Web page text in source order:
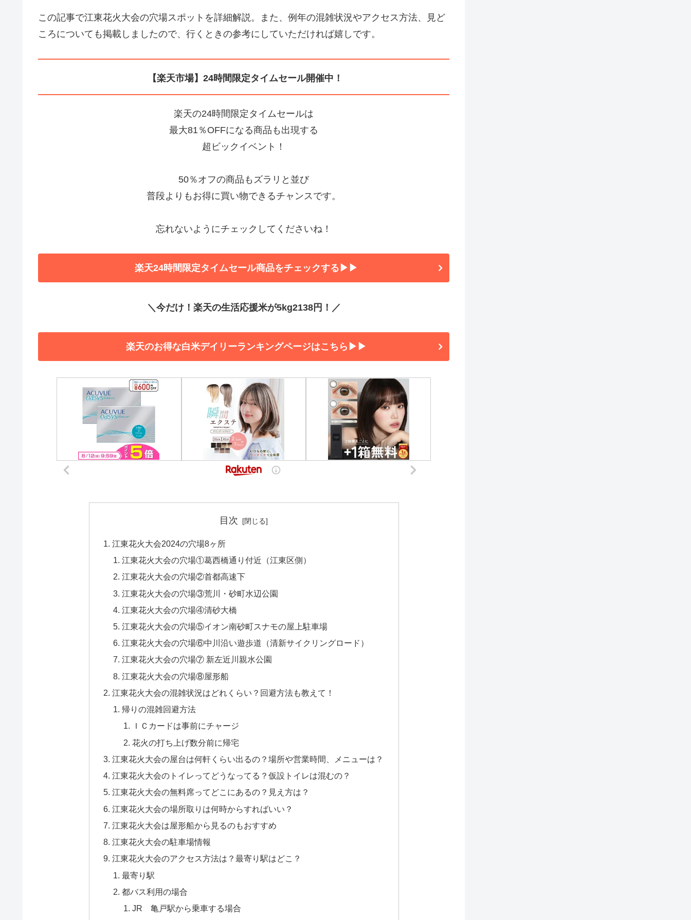
この記事で江東花火大会の穴場スポットを詳細解説。また、例年の混雑状況やアクセス方法、見ど
ころについても掲載しましたので、行くときの参考にしていただければ嬉しです。
【楽天市場】24時間限定タイムセール開催中！
楽天の24時間限定タイムセールは
最大81％OFFになる商品も出現する
超ビックイベント！
50％オフの商品もズラリと並び
普段よりもお得に買い物できるチャンスです。
忘れないようにチェックしてくださいね！
楽天24時間限定タイムセール商品をチェックする▶▶
＼今だけ！楽天の生活応援米が5kg2138円！／
楽天のお得な白米デイリーランキングページはこちら▶▶
目次
江東花火大会2024の穴場8ヶ所
江東花火大会の穴場①葛西橋通り付近（江東区側）
江東花火大会の穴場②首都高速下
江東花火大会の穴場③荒川・砂町水辺公園
江東花火大会の穴場④清砂大橋
江東花火大会の穴場⑤イオン南砂町スナモの屋上駐車場
江東花火大会の穴場⑥中川沿い遊歩道（清新サイクリングロード）
江東花火大会の穴場⑦ 新左近川親水公園
江東花火大会の穴場⑧屋形船
江東花火大会の混雑状況はどれくらい？回避方法も教えて！
帰りの混雑回避方法
ＩＣカードは事前にチャージ
花火の打ち上げ数分前に帰宅
江東花火大会の屋台は何軒くらい出るの？場所や営業時間、メニューは？
江東花火大会のトイレってどうなってる？仮設トイレは混むの？
江東花火大会の無料席ってどこにあるの？見え方は？
江東花火大会の場所取りは何時からすればいい？
江東花火大会は屋形船から見るのもおすすめ
江東花火大会の駐車場情報
江東花火大会のアクセス方法は？最寄り駅はどこ？
最寄り駅
都バス利用の場合
JR 亀戸駅から乗車する場合